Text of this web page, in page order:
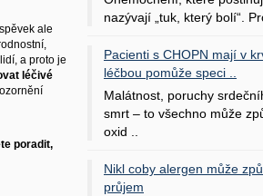
ale
a proto je
léčivé
poradit,
nazývají „tuk, který bolí“.
Pacienti s CHOPN mají v
léčbou pomůže speci ..
Malátnost, poruchy
smrt – to všechno může
oxid ..
Nikl coby alergen může
průjem